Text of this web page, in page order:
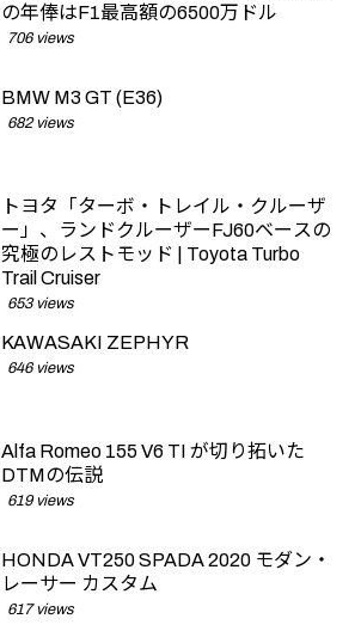
の年俸はF1最高額の6500万ドル
706 views
BMW M3 GT (E36)
682 views
トヨタ「ターボ・トレイル・クルーザ
ー」、ランドクルーザーFJ60ベースの
究極のレストモッド | Toyota Turbo
Trail Cruiser
653 views
KAWASAKI ZEPHYR
646 views
Alfa Romeo 155 V6 TI が切り拓いた
DTMの伝説
619 views
HONDA VT250 SPADA 2020 モダン・
レーサー カスタム
617 views